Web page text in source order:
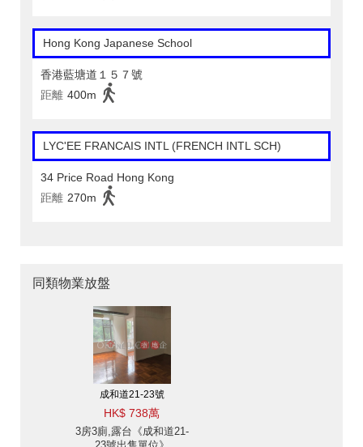
Hong Kong Japanese School
香港藍塘道１５７號
距離 400m
LYC'EE FRANCAIS INTL (FRENCH INTL SCH)
34 Price Road Hong Kong
距離 270m
同類物業放盤
成和道21-23號
HK$ 738萬
3房3廁,露台《成和道21-